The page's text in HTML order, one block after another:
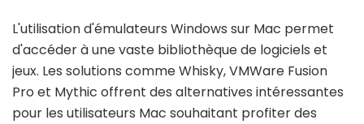
L'utilisation d'émulateurs Windows sur Mac permet
d'accéder à une vaste bibliothèque de logiciels et
jeux. Les solutions comme Whisky, VMWare Fusion
Pro et Mythic offrent des alternatives intéressantes
pour les utilisateurs Mac souhaitant profiter des